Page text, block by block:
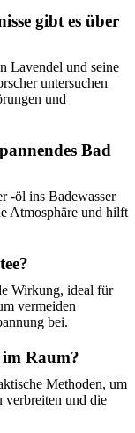
gibt es über
Lavendel und seine
untersuchen
und
Bad
-öl ins Badewasser
Atmosphäre und hilft
Wirkung, ideal für
vermeiden
bei.
Raum?
Methoden, um
verbreiten und die